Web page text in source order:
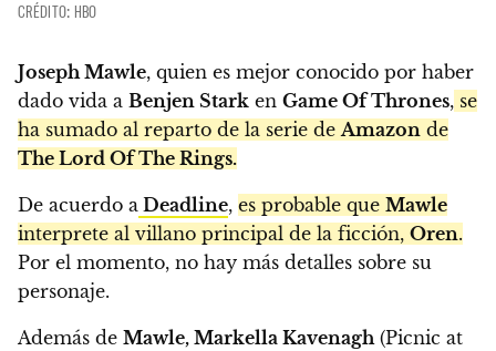
CRÉDITO: HBO
Joseph Mawle, quien es mejor conocido por haber
dado vida a Benjen Stark en Game Of Thrones, se
ha sumado al reparto de la serie deAmazon de
The Lord Of The Rings.
De acuerdo a Deadline, es probable que Mawle
interprete al villano principal de la ficción, Oren.
Por el momento, no hay más detalles sobre su
personaje.
Además de Mawle, Markella Kavenagh(Picnic at